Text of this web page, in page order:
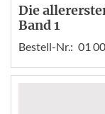
Die
Band 1
Bestell-Nr.: 01